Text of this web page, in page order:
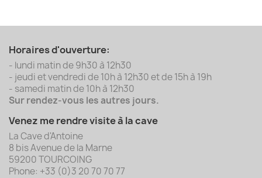
Horaires d'ouverture:
- lundi matin de 9h30 à 12h30
- jeudi et vendredi de 10h à 12h30 et de 15h à 19h
- samedi matin de 10h à 12h30
Sur rendez-vous les autres jours.
Venez me rendre visite à la cave
La Cave d'Antoine
8 bis Avenue de la Marne
59200 TOURCOING
Phone: +33 (0)3 20 70 70 77